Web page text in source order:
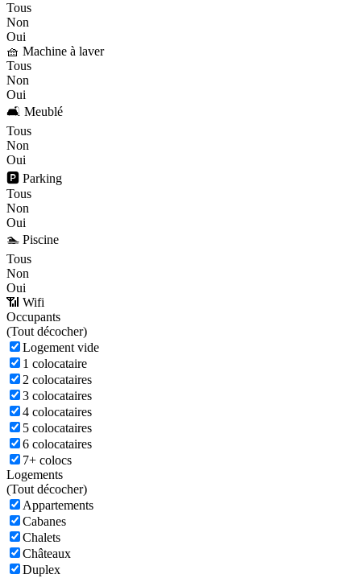
Tous
Non
Oui
🧺 Machine à laver
Tous
Non
Oui
🛋️ Meublé
Tous
Non
Oui
🅿️ Parking
Tous
Non
Oui
🏊 Piscine
Tous
Non
Oui
📶 Wifi
Occupants
(Tout décocher)
Logement vide
1 colocataire
2 colocataires
3 colocataires
4 colocataires
5 colocataires
6 colocataires
7+ colocs
Logements
(Tout décocher)
Appartements
Cabanes
Chalets
Châteaux
Duplex